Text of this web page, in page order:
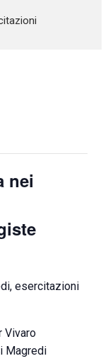
nei
esercitazioni
Vivaro
Magredi